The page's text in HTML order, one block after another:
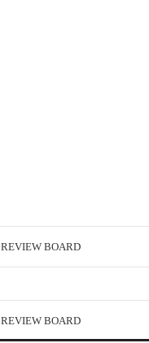
REVIEW BOARD
REVIEW BOARD